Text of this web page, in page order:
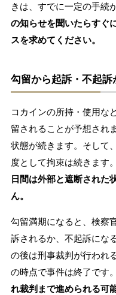
きは、すでに一定の手続
の知らせを聞いたらすぐ
スを求めてください。
勾留から起訴・不起訴
コカインの所持・使用な
留されることが予想され
状態が続きます。そして
度として拘束は続きます
日間は外部と遮断された
ん。
勾留満期になると、検察
訴されるか、不起訴にな
の後は刑事裁判が行われ
の時点で事件は終了です。
れ裁判まで進められる可